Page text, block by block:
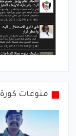
منوعات كورة